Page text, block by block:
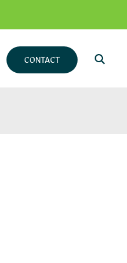
CONTACT